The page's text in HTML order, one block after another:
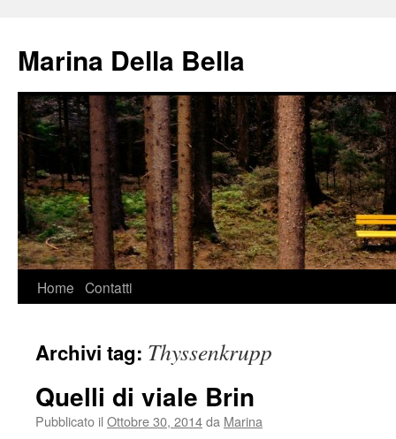
contenuto
Marina Della Bella
Home Contatti
Archivi tag: Thyssenkrupp
Quelli di viale Brin
Pubblicato il Ottobre 30, 2014da Marina